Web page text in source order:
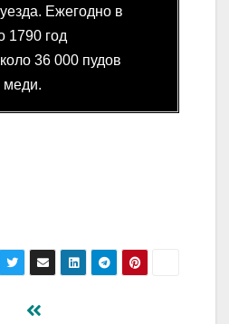
Ежегодно в
1790 год
36 000 пудов
меди.